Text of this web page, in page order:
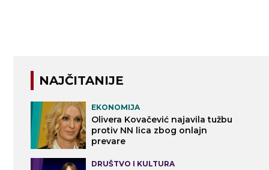
NAJČITANIJE
EKONOMIJA
Olivera Kovačević najavila tužbu
protiv NN lica zbog onlajn
prevare
DRUŠTVO I KULTURA